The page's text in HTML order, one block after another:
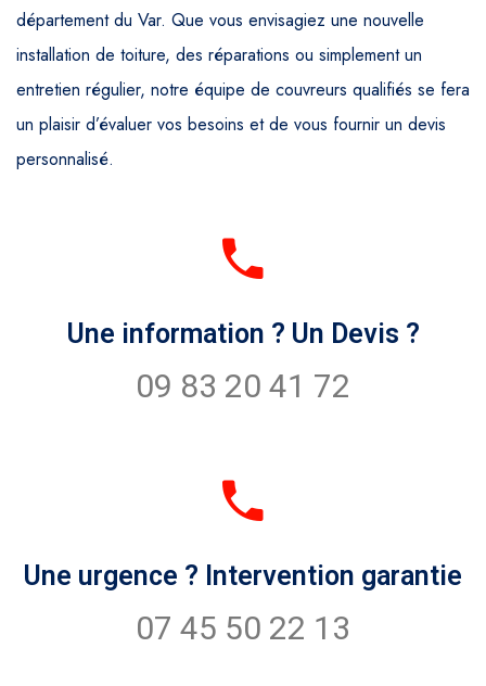
département du Var. Que vous envisagiez une nouvelle
installation de toiture, des réparations ou simplement un
entretien régulier, notre équipe de couvreurs qualifiés se fera
un plaisir d’évaluer vos besoins et de vous fournir un devis
personnalisé.
Une information ? Un Devis ?
09 83 20 41 72
Une urgence ? Intervention garantie
07 45 50 22 13